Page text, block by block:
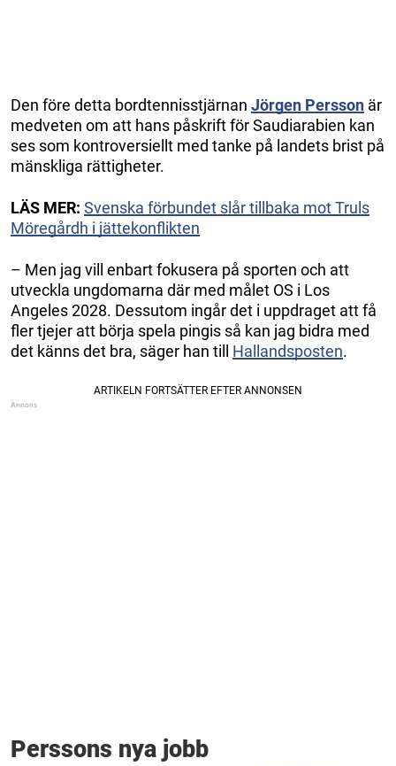
Den före detta bordtennisstjärnan Jörgen Persson är
medveten om att hans påskrift för Saudiarabien kan
ses som kontroversiellt med tanke på landets brist på
mänskliga rättigheter.
LÄS MER: Svenska förbundet slår tillbaka mot Truls
Möregårdh i jättekonflikten
– Men jag vill enbart fokusera på sporten och att
utveckla ungdomarna där med målet OS i Los
Angeles 2028. Dessutom ingår det i uppdraget att få
fler tjejer att börja spela pingis så kan jag bidra med
det känns det bra, säger han till Hallandsposten.
Perssons nya jobb